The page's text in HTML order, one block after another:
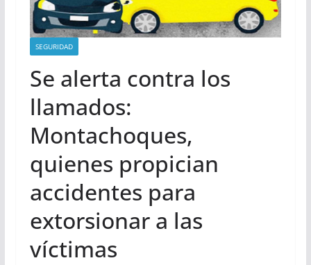
SEGURIDAD
Se alerta contra los
llamados:
Montachoques,
quienes propician
accidentes para
extorsionar a las
víctimas